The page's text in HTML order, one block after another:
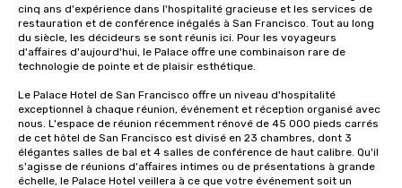
cinq ans d'expérience dans l'hospitalité gracieuse et les services de
restauration et de conférence inégalés à San Francisco. Tout au long
du siècle, les décideurs se sont réunis ici. Pour les voyageurs
d'affaires d'aujourd'hui, le Palace offre une combinaison rare de
technologie de pointe et de plaisir esthétique.
Le Palace Hotel de San Francisco offre un niveau d'hospitalité
exceptionnel à chaque réunion, événement et réception organisé avec
nous. L'espace de réunion récemment rénové de 45 000 pieds carrés
de cet hôtel de San Francisco est divisé en 23 chambres, dont 3
élégantes salles de bal et 4 salles de conférence de haut calibre. Qu'il
s'agisse de réunions d'affaires intimes ou de présentations à grande
échelle, le Palace Hotel veillera à ce que votre événement soit un